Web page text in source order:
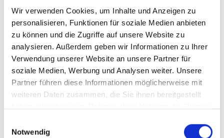
Wir verwenden Cookies, um Inhalte und Anzeigen zu
personalisieren, Funktionen für soziale Medien anbieten
zu können und die Zugriffe auf unsere Website zu
analysieren. Außerdem geben wir Informationen zu Ihrer
Verwendung unserer Website an unsere Partner für
soziale Medien, Werbung und Analysen weiter. Unsere
Partner führen diese Informationen möglicherweise mit
weiteren Daten zusammen, die Sie ihnen bereitgestellt
Notwendig